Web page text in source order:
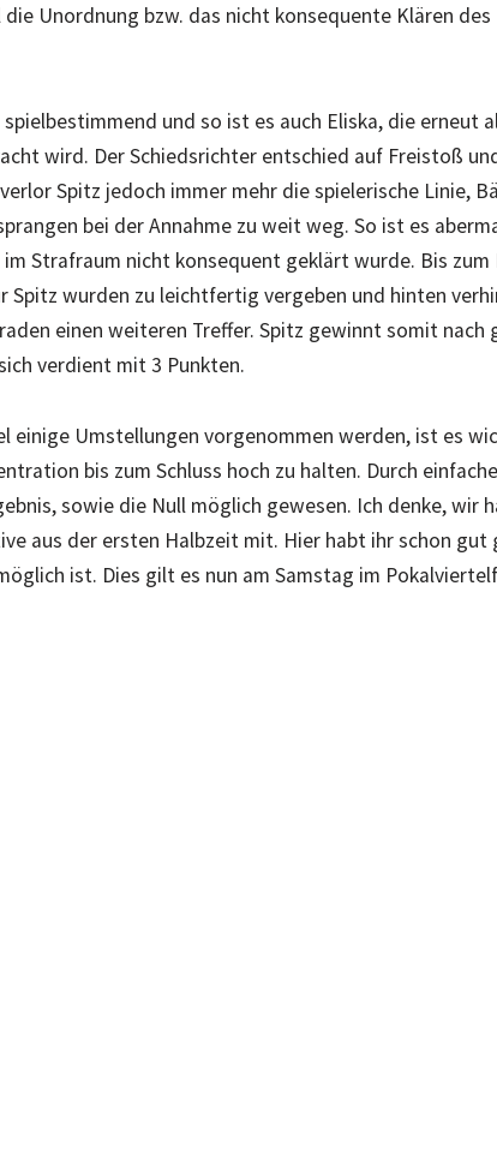
Unordnung bzw. das nicht konsequente Klären des
und so ist es auch Eliska, die erneut
wird. Der Schiedsrichter entschied auf Freistoß
Spitz jedoch immer mehr die spielerische Linie,
bei der Annahme zu weit weg. So ist es
Strafraum nicht konsequent geklärt wurde. Bis zum
Spitz wurden zu leichtfertig vergeben und hinten
einen weiteren Treffer. Spitz gewinnt somit nach
verdient mit 3 Punkten.
einige Umstellungen vorgenommen werden, ist es
bis zum Schluss hoch zu halten. Durch
sowie die Null möglich gewesen. Ich denke, wir
aus der ersten Halbzeit mit. Hier habt ihr schon gut
ist. Dies gilt es nun am Samstag im